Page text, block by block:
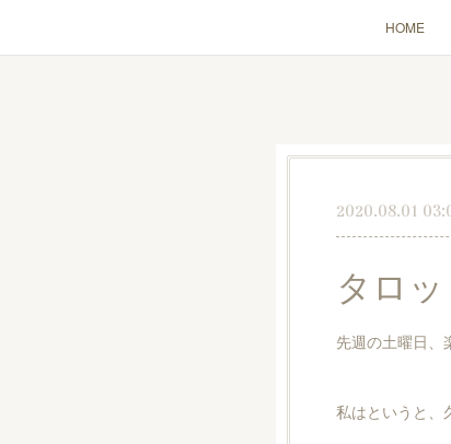
HOME
2020.08.01
タロ
先週の土曜日、
私はというと、